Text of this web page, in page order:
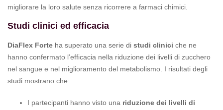
migliorare la loro salute senza ricorrere a farmaci chimici.
Studi clinici ed efficacia
DiaFlex Forte ha superato una serie di studi clinici che ne
hanno confermato l’efficacia nella riduzione dei livelli di zucchero
nel sangue e nel miglioramento del metabolismo. I risultati degli
studi mostrano che:
I partecipanti hanno visto una riduzione dei livelli di